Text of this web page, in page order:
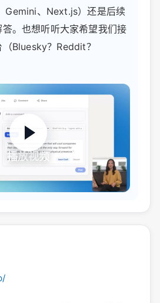
Gemini、Next.js）还是后续
。也想听听大家希望我们接
Bluesky？Reddit？
播放视频